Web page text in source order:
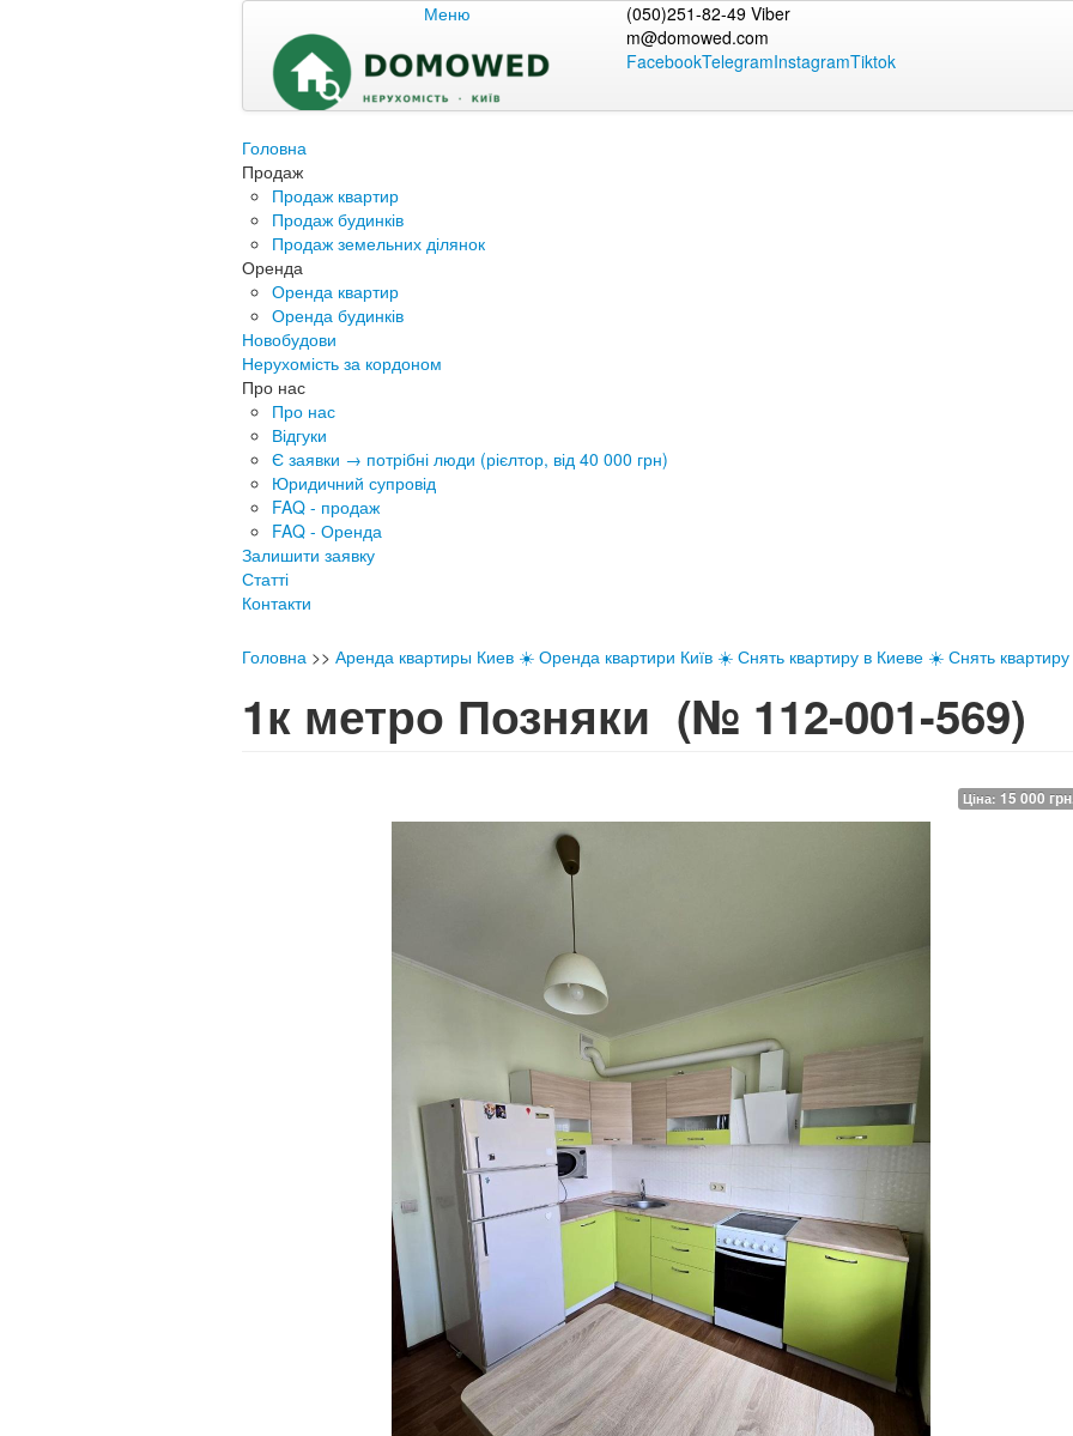
Меню
(050)251-82-49 Viber
m@domowed.com
FacebookTelegramInstagramTiktok
Головна
Продаж
Продаж квартир
Продаж будинків
Продаж земельних ділянок
Оренда
Оренда квартир
Оренда будинків
Новобудови
Нерухомість за кордоном
Про нас
Про нас
Відгуки
Є заявки → потрібні люди (рієлтор, від 40 000 грн)
Юридичний супровід
FAQ - продаж
FAQ - Оренда
Залишити заявку
Статті
Контакти
Головна >> Аренда квартиры Киев ☀️ Оренда квартири Київ ☀️ Снять квартиру в Киеве ☀️ Снять
1к метро Позняки (№ 112-001-569)
Ціна: 15 000